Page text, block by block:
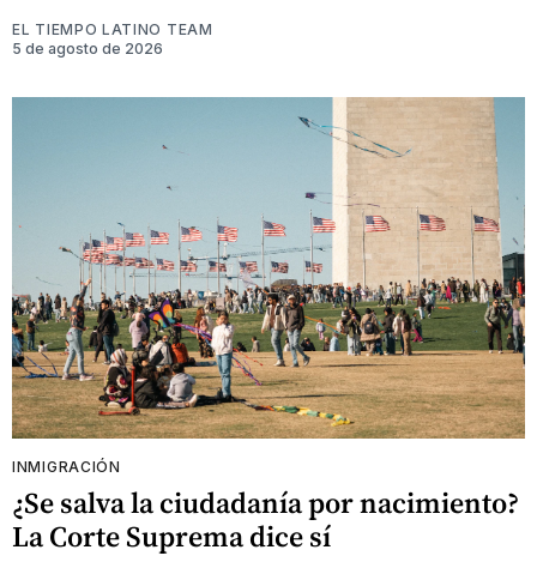
EL TIEMPO LATINO TEAM
5 de agosto de 2026
INMIGRACIÓN
¿Se salva la ciudadanía por nacimiento?
La Corte Suprema dice sí